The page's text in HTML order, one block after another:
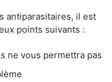
antiparasitaires, il est
points suivants :
ne vous permettra pas